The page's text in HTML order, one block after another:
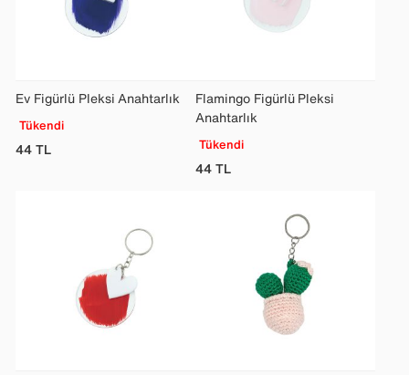
Ev Figürlü Pleksi Anahtarlık
Tükendi
44TL
Flamingo Figürlü Pleksi
Anahtarlık
Tükendi
44TL